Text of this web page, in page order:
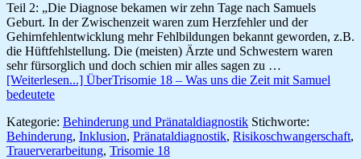
Teil 2: „Die Diagnose bekamen wir zehn Tage nach Samuels
Geburt. In der Zwischenzeit waren zum Herzfehler und der
Gehirnfehlentwicklung mehr Fehlbildungen bekannt geworden, z.B.
die Hüftfehlstellung. Die (meisten) Ärzte und Schwestern waren
sehr fürsorglich und doch schien mir alles sagen zu …
[Weiterlesen...] ÜberTrisomie 18 – Was uns die Zeit mit Samuel
bedeutete
Kategorie: Behinderung und Pränataldiagnostik Stichworte:
Behinderung, Inklusion, Pränataldiagnostik, Risikoschwangerschaft,
Trauerverarbeitung, Trisomie 18